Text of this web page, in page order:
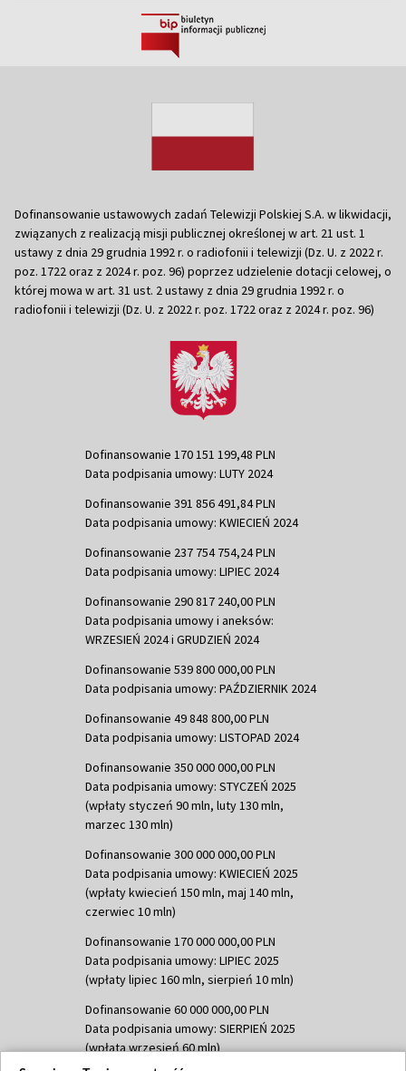
Dofinansowanie ustawowych zadań Telewizji Polskiej S.A. w likwidacji,
związanych z realizacją misji publicznej określonej w art. 21 ust. 1
ustawy z dnia 29 grudnia 1992 r. o radiofonii i telewizji (Dz. U. z 2022 r.
poz. 1722 oraz z 2024 r. poz. 96) poprzez udzielenie dotacji celowej, o
której mowa w art. 31 ust. 2 ustawy z dnia 29 grudnia 1992 r. o
radiofonii i telewizji (Dz. U. z 2022 r. poz. 1722 oraz z 2024 r. poz. 96)
Dofinansowanie 170 151 199,48 PLN
Data podpisania umowy: LUTY 2024
Dofinansowanie 391 856 491,84 PLN
Data podpisania umowy: KWIECIEŃ 2024
Dofinansowanie 237 754 754,24 PLN
Data podpisania umowy: LIPIEC 2024
Dofinansowanie 290 817 240,00 PLN
Data podpisania umowy i aneksów:
WRZESIEŃ 2024 i GRUDZIEŃ 2024
Dofinansowanie 539 800 000,00 PLN
Data podpisania umowy: PAŹDZIERNIK 2024
Dofinansowanie 49 848 800,00 PLN
Data podpisania umowy: LISTOPAD 2024
Dofinansowanie 350 000 000,00 PLN
Data podpisania umowy: STYCZEŃ 2025
(wpłaty styczeń 90 mln, luty 130 mln,
marzec 130 mln)
Dofinansowanie 300 000 000,00 PLN
Data podpisania umowy: KWIECIEŃ 2025
(wpłaty kwiecień 150 mln, maj 140 mln,
czerwiec 10 mln)
Dofinansowanie 170 000 000,00 PLN
Data podpisania umowy: LIPIEC 2025
(wpłaty lipiec 160 mln, sierpień 10 mln)
Dofinansowanie 60 000 000,00 PLN
Data podpisania umowy: SIERPIEŃ 2025
(wpłata wrzesień 60 mln)